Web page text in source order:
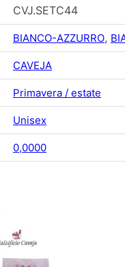
CVJ.SETC44
BIANCO-AZZURRO,
CAVEJA
Primavera / estate
Unisex
0,0000